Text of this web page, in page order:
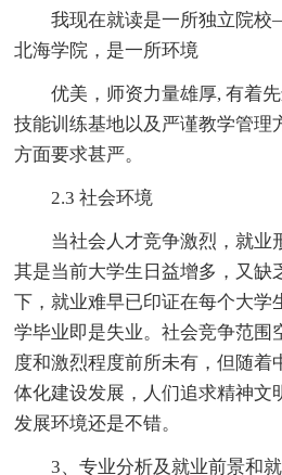
我现在就读是一所独立院
北海学院，是一所环境
优美，师资力量雄厚, 有着
技能训练基地以及严谨教学管理
方面要求甚严。
2.3 社会环境
当社会人才竞争激烈，就业
其是当前大学生日益增多，又缺
下，就业难早已印证在每个大学
学毕业即是失业。社会竞争范围
度和激烈程度前所未有，但随着
体化建设发展，人们追求精神文
发展环境还是不错。
3、专业分析及就业前景和